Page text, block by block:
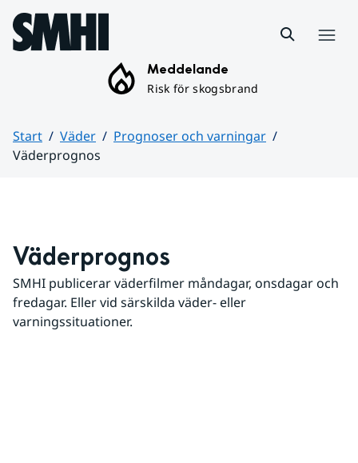
Hoppa till sidans innehåll
Meddelande
Risk för skogsbrand
Start Väder
Prognoser och varningar
Väderprognos
Väderprognos
SMHI publicerar väderfilmer måndagar, onsdagar och
fredagar. Eller vid särskilda väder- eller
varningssituationer.